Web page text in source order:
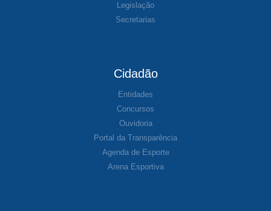
Legislação
Secretarias
Cidadão
Entidades
Concursos
Ouvidoria
Portal da Transparência
Agenda de Esporte
Arena Esportiva